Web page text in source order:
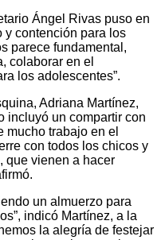
Ángel Rivas puso en
y contención para los
parece fundamental,
colaborar en el
los adolescentes”.
Adriana Martínez,
incluyó un compartir con
mucho trabajo en el
con todos los chicos y
que vienen a hacer
un almuerzo para
indicó Martínez, a la
la alegría de festejar